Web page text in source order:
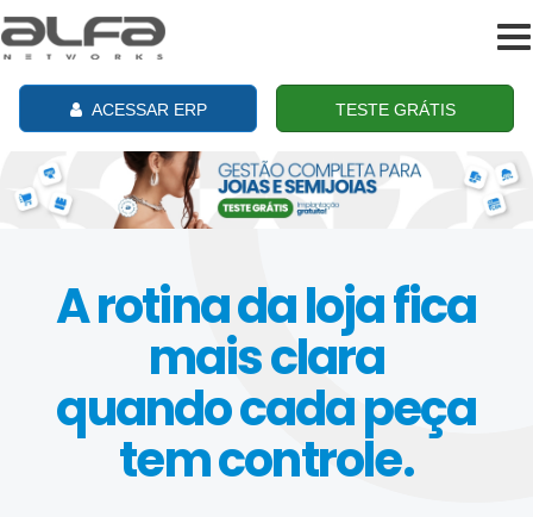
ACESSAR ERP TESTE GRÁTIS
A rotina da loja fica
mais clara
quando cada peça
tem controle.